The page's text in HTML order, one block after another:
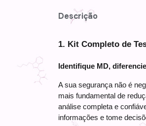
Descrição
1. Kit Completo de
Identifique MD,
A sua segurança não é
mais fundamental de
análise completa e
informações e tome